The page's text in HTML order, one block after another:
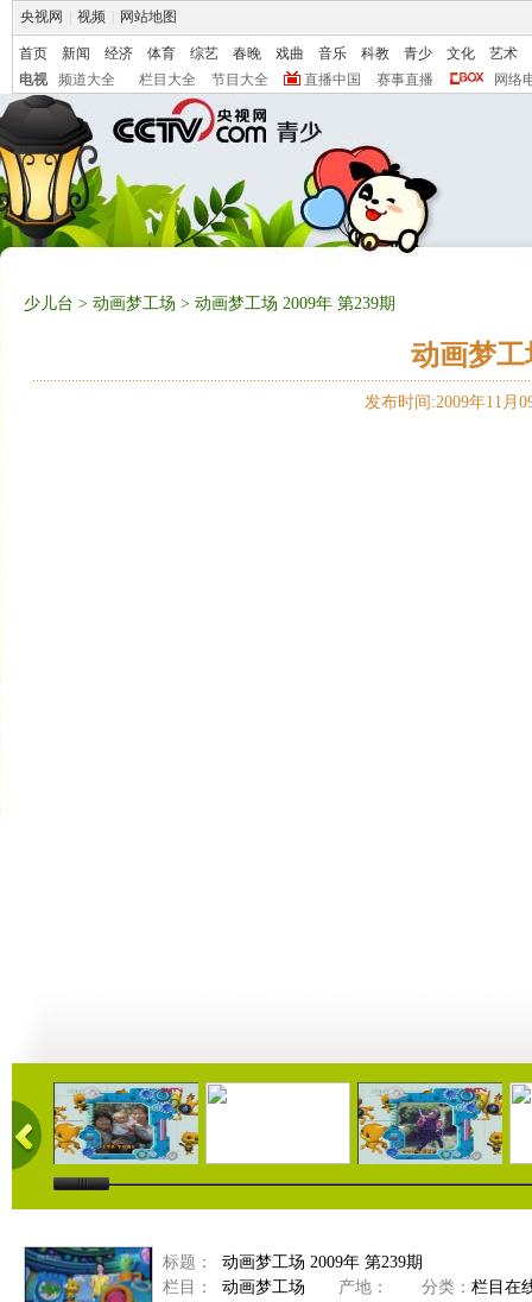
央视网 视频 网站地图
首页 新闻 经济 体育 综艺 春晚 戏曲 音乐 科教 青少 文化
艺术
电视
频道大全 栏目大全 节目大全 直播中国 赛事直播 网络
少儿台 > 动画梦工场 > 动画梦工场 2009年 第239期
动画梦工
发布时间:2009年11月
02:44 02:50 02:48
标题：
动画梦工场 2009年 第239期
栏目：
动画梦工场 产地： 分类： 栏目在